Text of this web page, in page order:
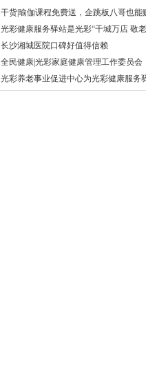
免疫
干货|瑜伽课程免费送，企跳板八哥也能
大钱
光彩健康服务驿站是光彩“千城万店 敬老
工程
长沙湘城医院口碑好值得信赖
全民健康|光彩家庭健康管理工作委员会
光彩养老事业促进中心为光彩健康服务